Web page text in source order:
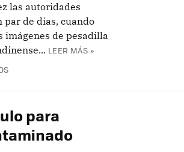
las autoridades
de días, cuando
imágenes de pesadilla
LEER MÁS »
para